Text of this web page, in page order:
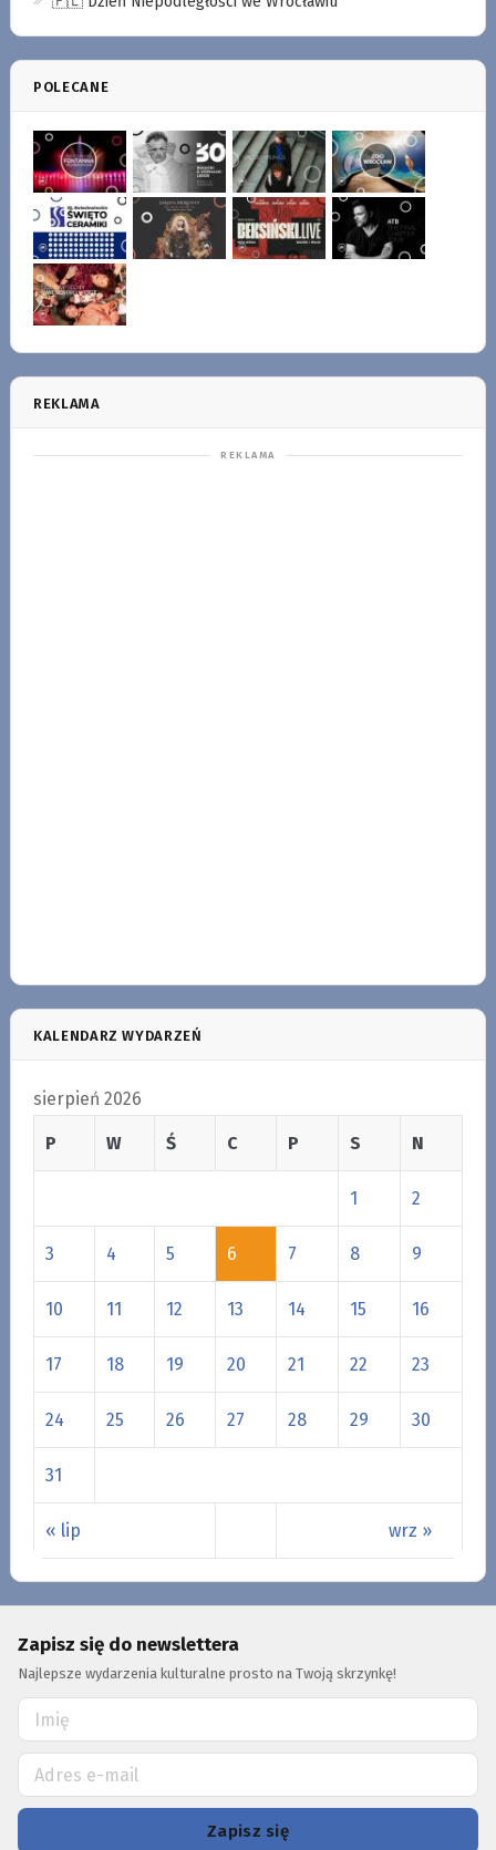
POLECANE
REKLAMA
KALENDARZ WYDARZEŃ
sierpień 2026
P W Ś C P S N
« lip wrz »
1 2
3 4 5 6 7 8 9
10 11 12 13 14 15 16
17 18 19 20 21 22 23
24 25 26 27 28 29 30
31
Zapisz się do newslettera
Najlepsze wydarzenia kulturalne prosto na Twoją skrzynkę!
Zapisz się